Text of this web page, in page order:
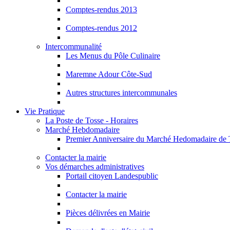
Comptes-rendus 2013
Comptes-rendus 2012
Intercommunalité
Les Menus du Pôle Culinaire
Maremne Adour Côte-Sud
Autres structures intercommunales
Vie Pratique
La Poste de Tosse - Horaires
Marché Hebdomadaire
Premier Anniversaire du Marché Hedomadaire de
Contacter la mairie
Vos démarches administratives
Portail citoyen Landespublic
Contacter la mairie
Pièces délivrées en Mairie